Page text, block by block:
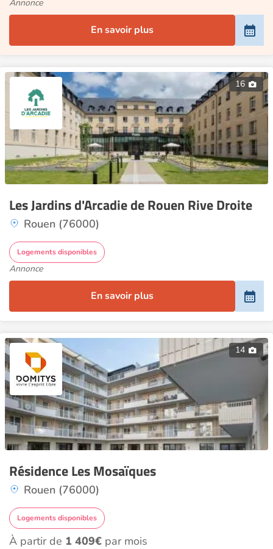
Annonce
En savoir plus
16
Les Jardins d'Arcadie de Rouen Rive Droite
Rouen (76000)
Logements disponibles
Annonce
En savoir plus
14
Résidence Les Mosaïques
Rouen (76000)
Logements disponibles
À partir de 1 409€ par mois